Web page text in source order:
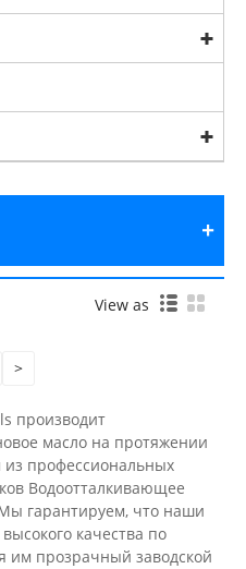
View as
>
производит
масло на протяжении
из профессиональных
Водоотталкивающее
гарантируем, что наши
качества по
им прозрачный заводской